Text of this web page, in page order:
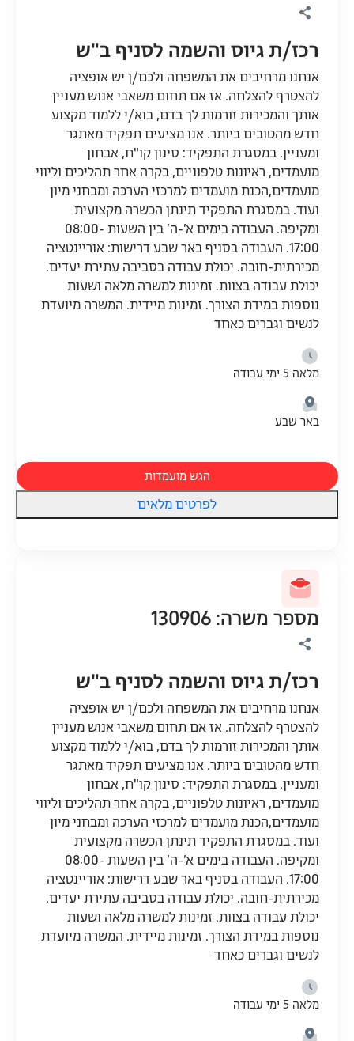
רכז/ת גיוס והשמה לסניף ב"ש
אנחנו מרחיבים את המשפחה ולכם/ן יש אופציה
להצטרף להצלחה. אז אם תחום משאבי אנוש מעניין
אותך והמכירות זורמות לך בדם, בוא/י ללמוד מקצוע
חדש מהטובים ביותר. אנו מציעים תפקיד מאתגר
ומעניין. במסגרת התפקיד: סינון קו"ח, אבחון
מועמדים, ראיונות טלפוניים, בקרה אחר תהליכים וליווי
מועמדים,הכנת מועמדים למרכזי הערכה ומבחני מיון
ועוד. במסגרת התפקיד תינתן הכשרה מקצועית
ומקיפה. העבודה בימים א’-ה’ בין השעות 08:00-
17:00. העבודה בסניף באר שבע דרישות: אוריינטציה
מכירתית-חובה. יכולת עבודה בסביבה עתירת יעדים.
יכולת עבודה בצוות. זמינות למשרה מלאה ושעות
נוספות במידת הצורך. זמינות מיידית. המשרה מיועדת
לנשים וגברים כאחד
מלאה 5 ימי עבודה
באר שבע
הגש מועמדות
לפרטים מלאים
מספר משרה: 130906
רכז/ת גיוס והשמה לסניף ב"ש
אנחנו מרחיבים את המשפחה ולכם/ן יש אופציה
להצטרף להצלחה. אז אם תחום משאבי אנוש מעניין
אותך והמכירות זורמות לך בדם, בוא/י ללמוד מקצוע
חדש מהטובים ביותר. אנו מציעים תפקיד מאתגר
ומעניין. במסגרת התפקיד: סינון קו"ח, אבחון
מועמדים, ראיונות טלפוניים, בקרה אחר תהליכים וליווי
מועמדים,הכנת מועמדים למרכזי הערכה ומבחני מיון
ועוד. במסגרת התפקיד תינתן הכשרה מקצועית
ומקיפה. העבודה בימים א’-ה’ בין השעות 08:00-
17:00. העבודה בסניף באר שבע דרישות: אוריינטציה
מכירתית-חובה. יכולת עבודה בסביבה עתירת יעדים.
יכולת עבודה בצוות. זמינות למשרה מלאה ושעות
נוספות במידת הצורך. זמינות מיידית. המשרה מיועדת
לנשים וגברים כאחד
מלאה 5 ימי עבודה